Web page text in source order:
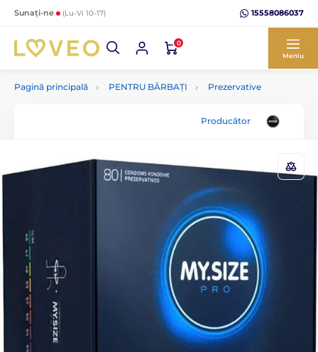
Sunați-ne (Lu-Vi 10-17) 15558086037
0
Meniu
Pagină principală PENTRU BĂRBAȚI Prezervative
Producător